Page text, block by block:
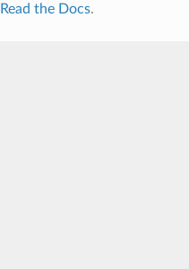
Read the Docs.